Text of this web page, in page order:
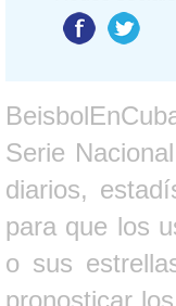
Serie
diarios,
para que los
o sus
pronosticar